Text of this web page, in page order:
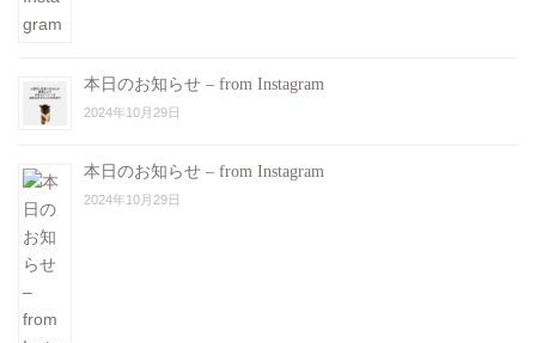
本日のお知らせ – from Instagram
2024年10月29日
本日のお知らせ – from Instagram
2024年10月29日